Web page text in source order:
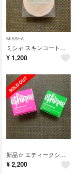
MISSHA
ミシャ スキンコートジェル
¥ 1,200
新品☆ エティークシャンプーバー ピンカリシャス ザガーディアン
¥ 2,200